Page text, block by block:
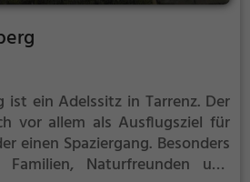
ist ein Adelssitz in Tarrenz. Der
vor allem als Ausflugsziel für
einen Spaziergang. Besonders
Naturfreunden und